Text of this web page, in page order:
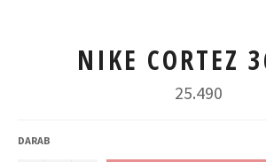
NIKE CORTEZ
Normál
ár
25.490
DARAB